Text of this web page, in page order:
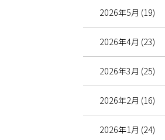
2026年5月 (19)
2026年4月 (23)
2026年3月 (25)
2026年2月 (16)
2026年1月 (24)